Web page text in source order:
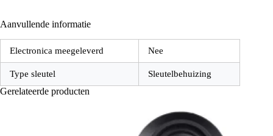
Aanvullende informatie
Electronica meegeleverd Nee
Type sleutel Sleutelbehuizing
Gerelateerde producten